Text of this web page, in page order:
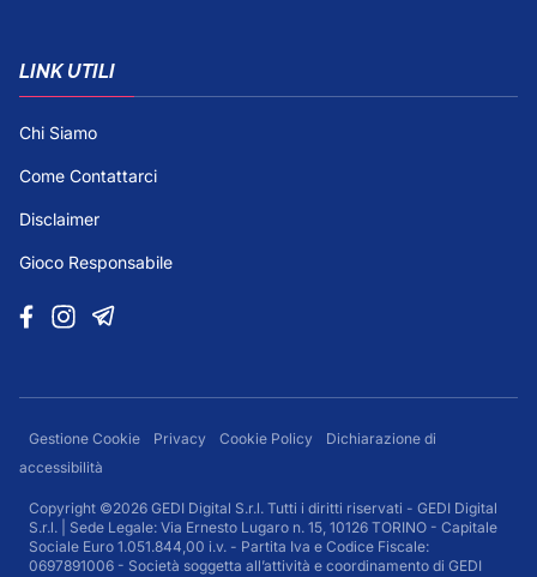
LINK UTILI
Chi Siamo
Come Contattarci
Disclaimer
Gioco Responsabile
Gestione Cookie Privacy Cookie Policy
Dichiarazione di
accessibilità
Copyright ©2026 GEDI Digital S.r.l. Tutti i diritti riservati - GEDI Digital
S.r.l. | Sede Legale: Via Ernesto Lugaro n. 15, 10126 TORINO - Capitale
Sociale Euro 1.051.844,00 i.v. - Partita Iva e Codice Fiscale:
0697891006 - Società soggetta all’attività e coordinamento di GEDI